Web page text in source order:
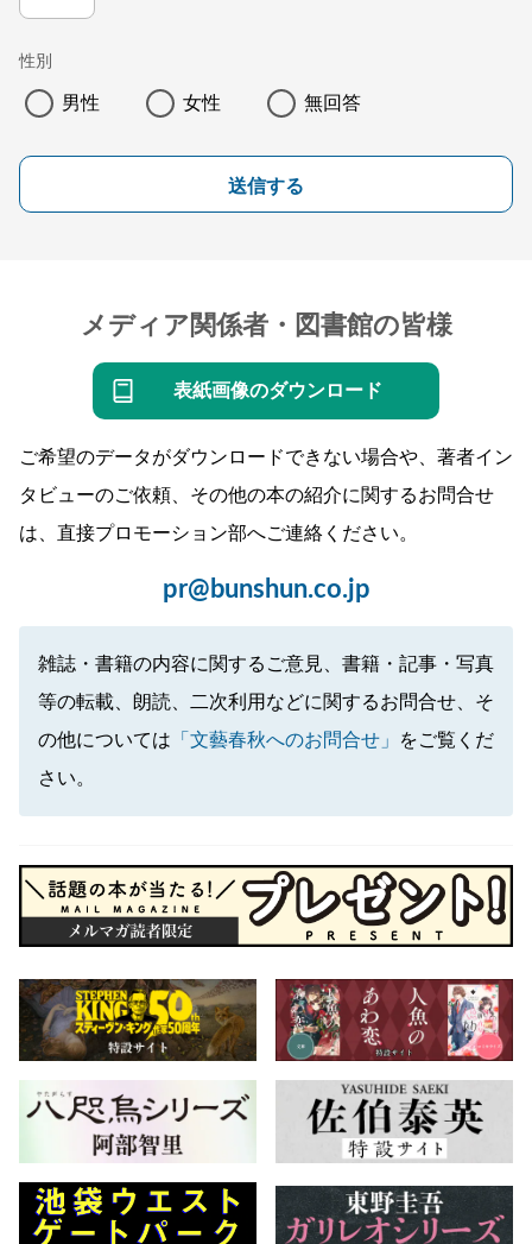
性別
男性 女性 無回答
送信する
メディア関係者・図書館の皆様
表紙画像のダウンロード
ご希望のデータがダウンロードできない場合や、著者イン
タビューのご依頼、その他の本の紹介に関するお問合せ
は、直接プロモーション部へご連絡ください。
pr@bunshun.co.jp
雑誌・書籍の内容に関するご意見、書籍・記事・写真
等の転載、朗読、二次利用などに関するお問合せ、そ
の他については 「文藝春秋へのお問合せ」
をご覧くだ
さい。